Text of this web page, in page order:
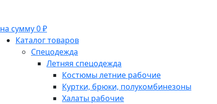
на сумму 0 ₽
Каталог товаров
Спецодежда
Летняя спецодежда
Костюмы летние рабочие
Куртки, брюки, полукомбинезоны
Халаты рабочие